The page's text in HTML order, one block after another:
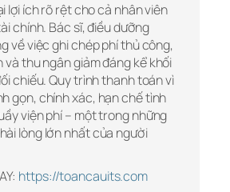
lợi ích rõ rệt cho cả nhân viên
chính. Bác sĩ, điều dưỡng
về việc ghi chép phí thủ công,
thu ngân giảm đáng kể khối
chiếu. Quy trình thanh toán vì
gọn, chính xác, hạn chế tình
viện phí – một trong những
lòng lớn nhất của người
https://toancauits.com